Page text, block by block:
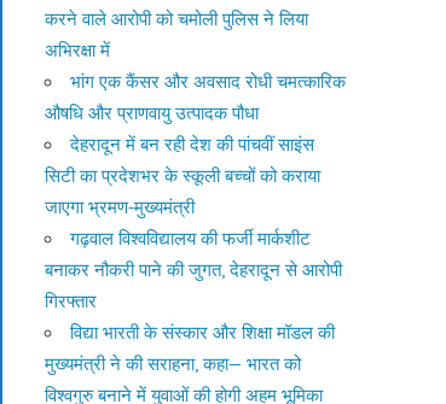
करने वाले आरोपी को चमोली पुलिस ने लिया
अभिरक्षा में
भांग एक कैंसर और अवसाद रोधी चमत्कारिक
औषधि और प्राणवायु उत्पादक पौधा
देहरादून में बन रही देश की पांचवीं साइंस
सिटी का प्रदेशभर के स्कूली बच्चों को कराया
जाएगा भ्रमण-मुख्यमंत्री
गढ़वाल विश्वविद्यालय की फर्जी मार्कशीट
बनाकर नौकरी पाने की जुगत, देहरादून से आरोपी
गिरफ्तार
विद्या भारती के संस्कार और शिक्षा मॉडल की
मुख्यमंत्री ने की सराहना, कहा— भारत को
विश्वगुरु बनाने में युवाओं की होगी अहम भूमिका